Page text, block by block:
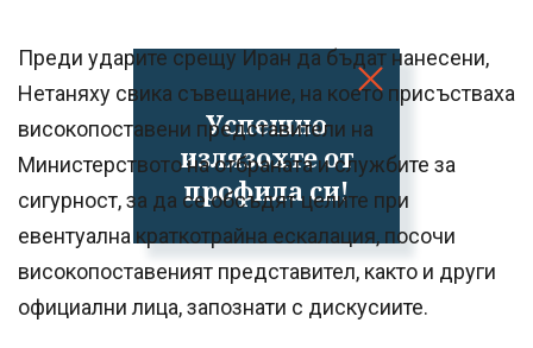
Успешно
излязохте от
профила си!
Преди ударите срещу Иран да бъдат нанесени,
Нетаняху свика съвещание, на което присъстваха
високопоставени представители на
Министерството на отбраната и службите за
сигурност, за да се обсъдят целите при
евентуална краткотрайна ескалация, посочи
високопоставеният представител, както и други
официални лица, запознати с дискусиите.